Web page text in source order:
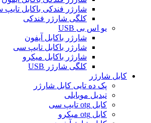
شارژر فندکی باکابل
کلگی شارژر فندکی
یو اس بی USB
شارژر باکابل آیفون
شارژر باکابل تایپ سی
شارژر باکابل میکرو
کلگی شارژر USB
کابل شارژر
پک ده تایی کابل شارژر
تبدیل موبایلی
کابل otg تایپ سی
کابل otg میکرو